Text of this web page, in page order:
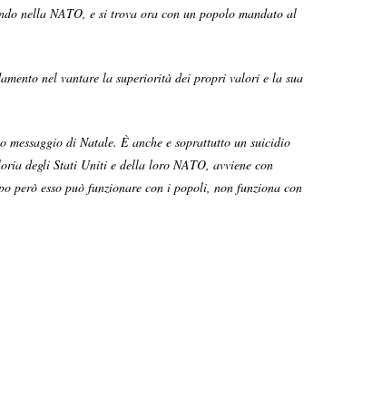
nella NATO, e si trova ora con un popolo mandato al
nel vantare la superiorità dei propri valori e la sua
messaggio di Natale. È anche e soprattutto un suicidio
degli Stati Uniti e della loro NATO, avviene con
però esso può funzionare con i popoli, non funziona con